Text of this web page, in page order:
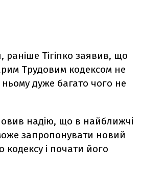
раніше Тігіпко заявив, що
Трудовим кодексом не
дуже багато чого не
надію, що в найближчі
запропонувати новий
кодексу і почати його